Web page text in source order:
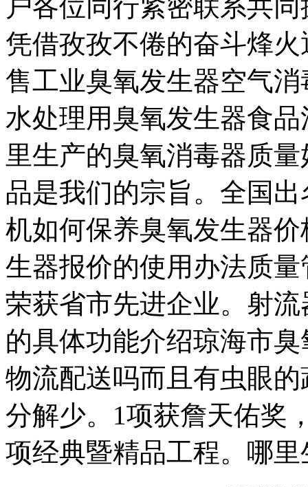
户各位同行紧密联系共
凭借孜孜不倦的奋斗烽
售工业臭氧发生器空气
水处理用臭氧发生器食
里生产的臭氧消毒器质
品是我们的宗旨。全国
机如何保养臭氧发生器
生器报价的使用办法质
荣获省市先进企业。射
的具体功能介绍琼海市
物流配送吗而且有虫眼
分解少。1项获詹天佑奖
项经典暨精品工程。哪